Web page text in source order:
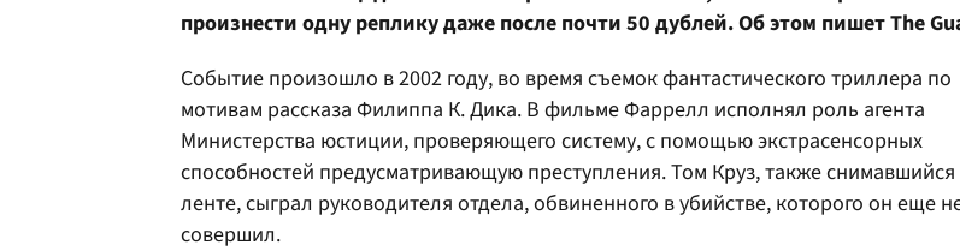
произнести одну реплику даже после почти 50 дублей. Об этом пишет The
Событие произошло в 2002 году, во время съемок фантастического триллера по
мотивам рассказа Филиппа К. Дика. В фильме Фаррелл исполнял роль агента
Министерства юстиции, проверяющего систему, с помощью экстрасенсорных
способностей предусматривающую преступления. Том Круз, также снимавшийся
ленте, сыграл руководителя отдела, обвиненного в убийстве, которого он еще
совершил.